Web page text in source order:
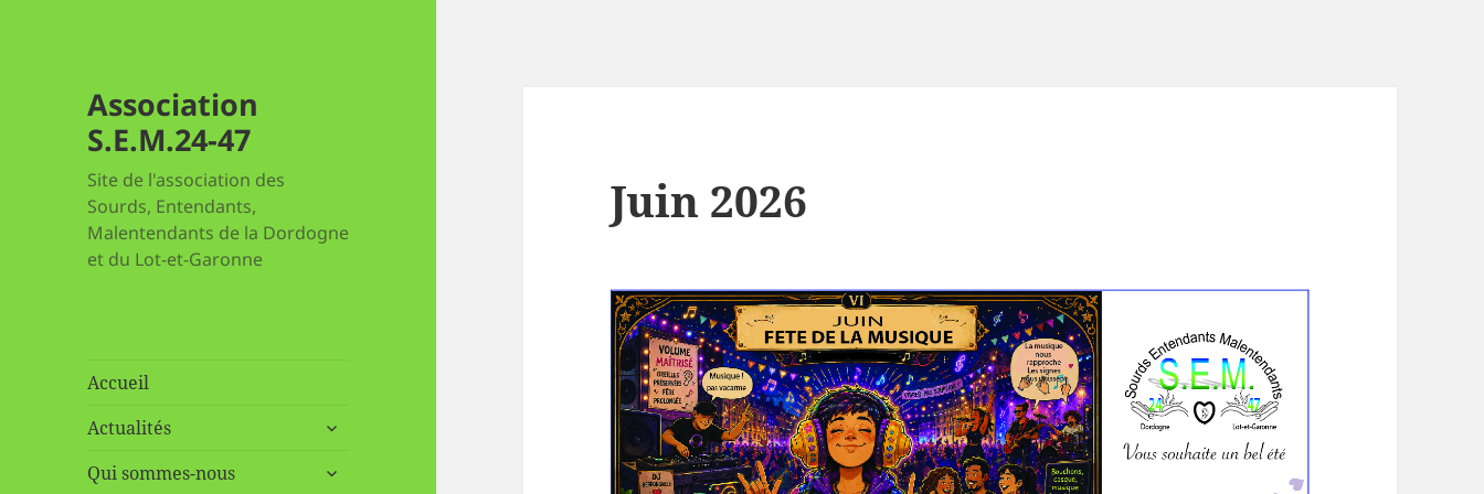
Association
S.E.M.24-47
Site de l'association des
Sourds, Entendants,
Malentendants de la Dordogne
et du Lot-et-Garonne
Accueil
Actualités
ouvrir
sous-
Qui sommes-nous
ouvrir
Juin 2026